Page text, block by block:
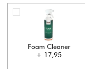
Foam Cleaner
+ 17,95